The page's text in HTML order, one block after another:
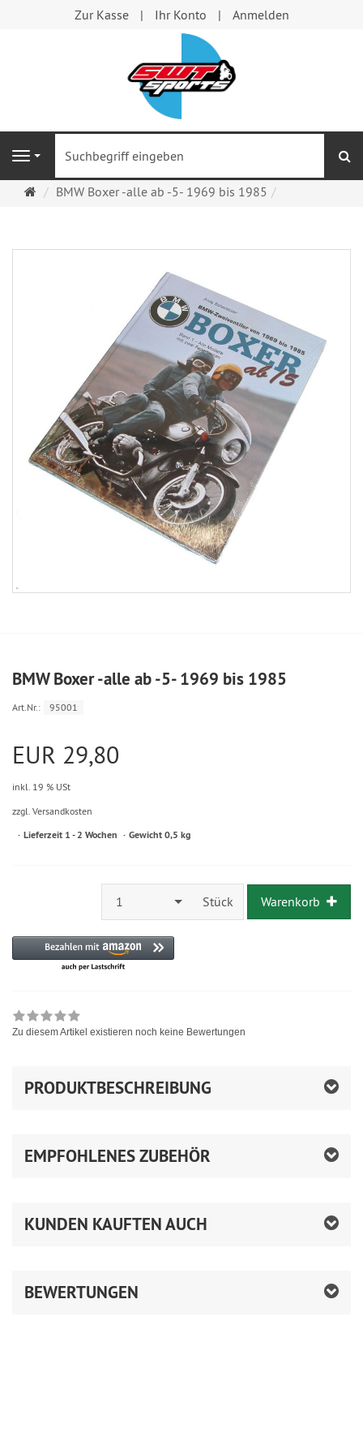
Zur Kasse Ihr Konto Anmelden
Navigation
Startseite
BMW Boxer -alle ab -5- 1969 bis 1985
BMW Boxer -alle ab -5- 1969 bis 1985
Art.Nr.: 95001
EUR 29,80
inkl. 19 % USt
zzgl. Versandkosten
Lieferzeit 1 - 2 Wochen Gewicht 0,5 kg
1 Stück Warenkorb
Zu diesem Artikel existieren noch keine Bewertungen
PRODUKTBESCHREIBUNG
EMPFOHLENES ZUBEHÖR
KUNDEN KAUFTEN AUCH
BEWERTUNGEN